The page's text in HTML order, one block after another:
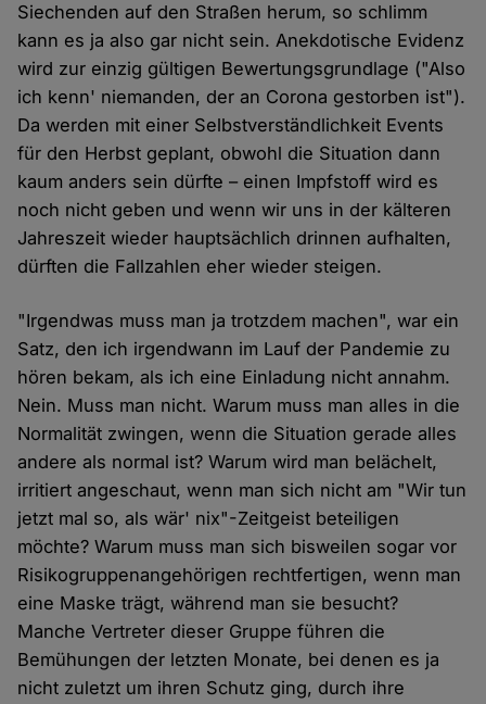
Siechenden auf den Straßen herum, so schlimm
kann es ja also gar nicht sein. Anekdotische Evidenz
wird zur einzig gültigen Bewertungsgrundlage ("Also
ich kenn' niemanden, der an Corona gestorben ist").
Da werden mit einer Selbstverständlichkeit Events
für den Herbst geplant, obwohl die Situation dann
kaum anders sein dürfte – einen Impfstoff wird es
noch nicht geben und wenn wir uns in der kälteren
Jahreszeit wieder hauptsächlich drinnen aufhalten,
dürften die Fallzahlen eher wieder steigen.
"Irgendwas muss man ja trotzdem machen", war ein
Satz, den ich irgendwann im Lauf der Pandemie zu
hören bekam, als ich eine Einladung nicht annahm.
Nein. Muss man nicht. Warum muss man alles in die
Normalität zwingen, wenn die Situation gerade alles
andere als normal ist? Warum wird man belächelt,
irritiert angeschaut, wenn man sich nicht am "Wir tun
jetzt mal so, als wär' nix"-Zeitgeist beteiligen
möchte? Warum muss man sich bisweilen sogar vor
Risikogruppenangehörigen rechtfertigen, wenn man
eine Maske trägt, während man sie besucht?
Manche Vertreter dieser Gruppe führen die
Bemühungen der letzten Monate, bei denen es ja
nicht zuletzt um ihren Schutz ging, durch ihre